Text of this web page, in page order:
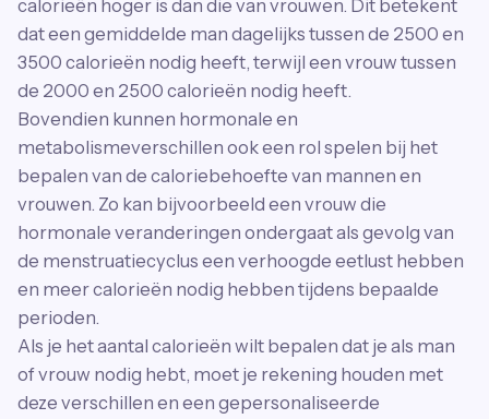
calorieën hoger is dan die van vrouwen. Dit betekent
dat een gemiddelde man dagelijks tussen de 2500 en
3500 calorieën nodig heeft, terwijl een vrouw tussen
de 2000 en 2500 calorieën nodig heeft.
Bovendien kunnen hormonale en
metabolismeverschillen ook een rol spelen bij het
bepalen van de caloriebehoefte van mannen en
vrouwen. Zo kan bijvoorbeeld een vrouw die
hormonale veranderingen ondergaat als gevolg van
de menstruatiecyclus een verhoogde eetlust hebben
en meer calorieën nodig hebben tijdens bepaalde
perioden.
Als je het aantal calorieën wilt bepalen dat je als man
of vrouw nodig hebt, moet je rekening houden met
deze verschillen en een gepersonaliseerde